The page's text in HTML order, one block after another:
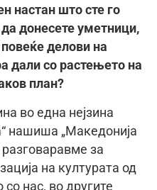
настан што сте го
донесете уметници,
делови на
дали со растењето на
план?
во една нејзина
нашиша „Македонија
за
на културата од
нас, во другите